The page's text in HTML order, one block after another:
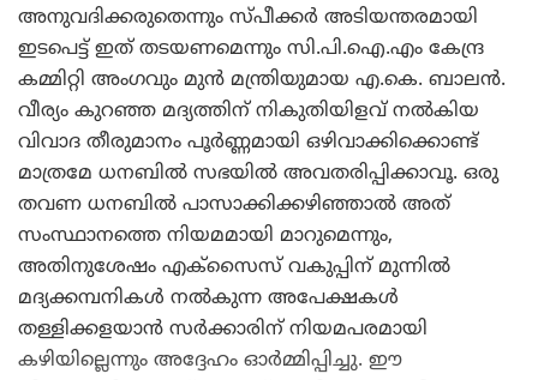
അനുവദിക്കരുതെന്നും സ്പീക്കർ അടിയന്തരമായി
ഇടപെട്ട് ഇത് തടയണമെന്നും സി.പി.ഐ.എം കേന്ദ്ര
കമ്മിറ്റി അംഗവും മുൻ മന്ത്രിയുമായ എ.കെ. ബാലൻ.
വീര്യം കുറഞ്ഞ മദ്യത്തിന് നികുതിയിളവ് നൽകിയ
വിവാദ തീരുമാനം പൂർണ്ണമായി ഒഴിവാക്കിക്കൊണ്ട്
മാത്രമേ ധനബിൽ സഭയിൽ അവതരിപ്പിക്കാവൂ. ഒരു
തവണ ധനബിൽ പാസാക്കിക്കഴിഞ്ഞാൽ അത്
സംസ്ഥാനത്തെ നിയമമായി മാറുമെന്നും,
അതിനുശേഷം എക്സൈസ് വകുപ്പിന് മുന്നിൽ
മദ്യക്കമ്പനികൾ നൽകുന്ന അപേക്ഷകൾ
തള്ളിക്കളയാൻ സർക്കാരിന് നിയമപരമായി
കഴിയില്ലെന്നും അദ്ദേഹം ഓർമ്മിപ്പിച്ചു. ഈ